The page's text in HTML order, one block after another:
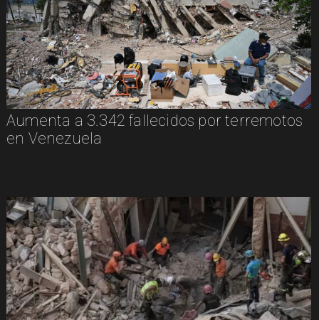
Aumenta a 3.342 fallecidos por terremotos
en Venezuela